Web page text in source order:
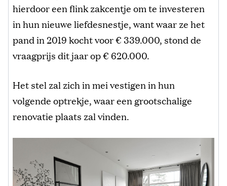
hierdoor een flink zakcentje om te investeren
in hun nieuwe liefdesnestje, want waar ze het
pand in 2019 kocht voor € 339.000, stond de
vraagprijs dit jaar op € 620.000.
Het stel zal zich in mei vestigen in hun
volgende optrekje, waar een grootschalige
renovatie plaats zal vinden.